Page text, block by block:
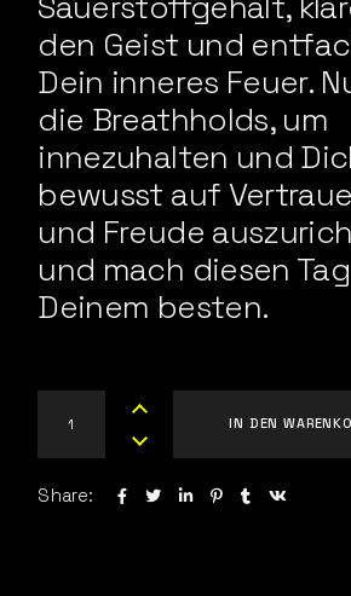
den Geist und
Dein inneres Feuer.
die Breathholds, um
innezuhalten und
bewusst auf
und Freude
und mach diesen
Deinem besten.
IN DEN
Share: